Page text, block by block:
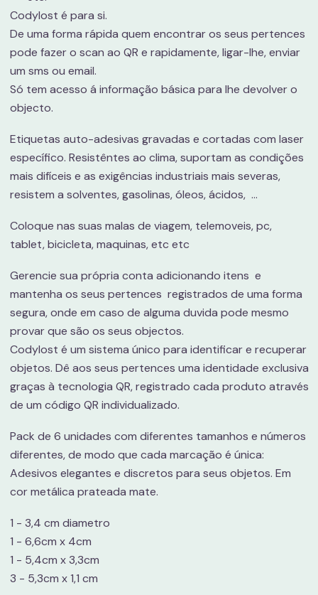
Codylost é para si.
De uma forma rápida quem encontrar os seus pertences
pode fazer o scan ao QR e rapidamente, ligar-lhe, enviar
um sms ou email.
Só tem acesso á informação básica para lhe devolver o
objecto.
Etiquetas auto-adesivas gravadas e cortadas com laser
específico. Resistêntes ao clima, suportam as condições
mais difíceis e as exigências industriais mais severas,
resistem a solventes, gasolinas, óleos, ácidos, ...
Coloque nas suas malas de viagem, telemoveis, pc,
tablet, bicicleta, maquinas, etc etc
Gerencie sua própria conta adicionando itens e
mantenha os seus pertences registrados de uma forma
segura, onde em caso de alguma duvida pode mesmo
provar que são os seus objectos.
Codylost é um sistema único para identificar e recuperar
objetos. Dê aos seus pertences uma identidade exclusiva
graças à tecnologia QR, registrado cada produto através
de um código QR individualizado.
Pack de 6 unidades com diferentes tamanhos e números
diferentes, de modo que cada marcação é única:
Adesivos elegantes e discretos para seus objetos. Em
cor metálica prateada mate.
1 - 3,4 cm diametro
1 - 6,6cm x 4cm
1 - 5,4cm x 3,3cm
3 - 5,3cm x 1,1 cm